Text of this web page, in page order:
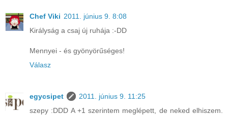
Chef Viki 2011. június 9. 8:08
Királyság a csaj új ruhája :-DD
Mennyei - és gyönyörűséges!
Válasz
egycsipet
2011. június 9. 11:25
szepy :DDD A +1 szerintem meglépett, de neked elhiszem.